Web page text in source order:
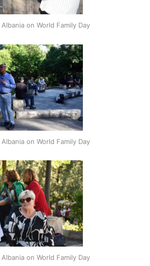
on World Family Day
on World Family Day
on World Family Day